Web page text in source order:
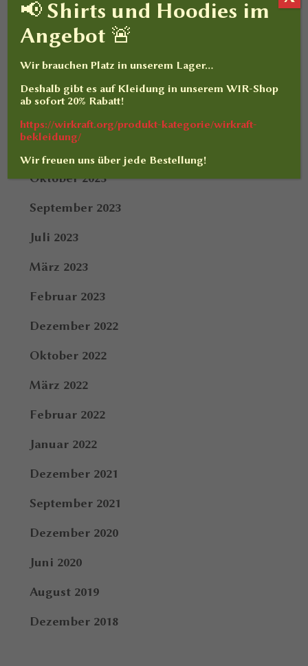
Mai 2024
März 2024
Februar 2024
Januar 2024
Oktober 2023
September 2023
Juli 2023
März 2023
Februar 2023
Dezember 2022
Oktober 2022
März 2022
Februar 2022
Januar 2022
Dezember 2021
September 2021
Dezember 2020
Juni 2020
August 2019
Dezember 2018
📢 Shirts und Hoodies im
Angebot 🚨
Wir brauchen Platz in unserem Lager…
Deshalb gibt es aufKleidung in unserem WIR-Shop
ab sofort 20% Rabatt!
https://wirkraft.org/produkt-kategorie/wirkraft-
bekleidung/
Wir freuen uns über jede Bestellung!